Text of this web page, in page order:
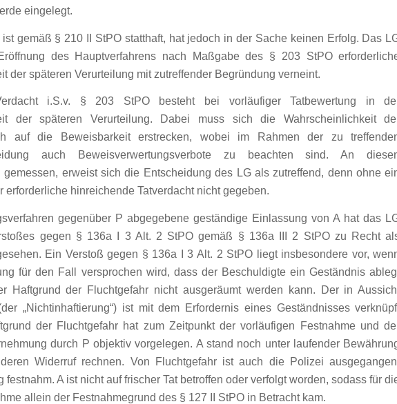
eingelegt.
gemäß § 210 II StPO statthaft, hat jedoch in der Sache keinen Erfolg. Das
des Hauptverfahrens nach Maßgabe des § 203 StPO
der späteren Verurteilung mit zutreffender Begründung verneint.
i.S.v. § 203 StPO besteht bei vorläufiger Tatbewertung in
der späteren Verurteilung. Dabei muss sich die Wahrscheinlichkeit
auf die Beweisbarkeit erstrecken, wobei im Rahmen der zu
auch Beweisverwertungsverbote zu beachten sind. An
gemessen, erweist sich die Entscheidung des LG als zutreffend, denn ohne
erforderliche hinreichende Tatverdacht nicht gegeben.
gegenüber P abgegebene geständige Einlassung von A hat das
gegen § 136a I 3 Alt. 2 StPO gemäß § 136a III 2 StPO zu Recht
Ein Verstoß gegen § 136a I 3 Alt. 2 StPO liegt insbesondere vor,
für den Fall versprochen wird, dass der Beschuldigte ein Geständnis
Haftgrund der Fluchtgefahr nicht ausgeräumt werden kann. Der in
„Nichtinhaftierung“) ist mit dem Erfordernis eines Geständnisses
der Fluchtgefahr hat zum Zeitpunkt der vorläufigen Festnahme und
durch P objektiv vorgelegen. A stand noch unter laufender
Widerruf rechnen. Von Fluchtgefahr ist auch die Polizei
festnahm. A ist nicht auf frischer Tat betroffen oder verfolgt worden, sodass für
allein der Festnahmegrund des § 127 II StPO in Betracht kam.